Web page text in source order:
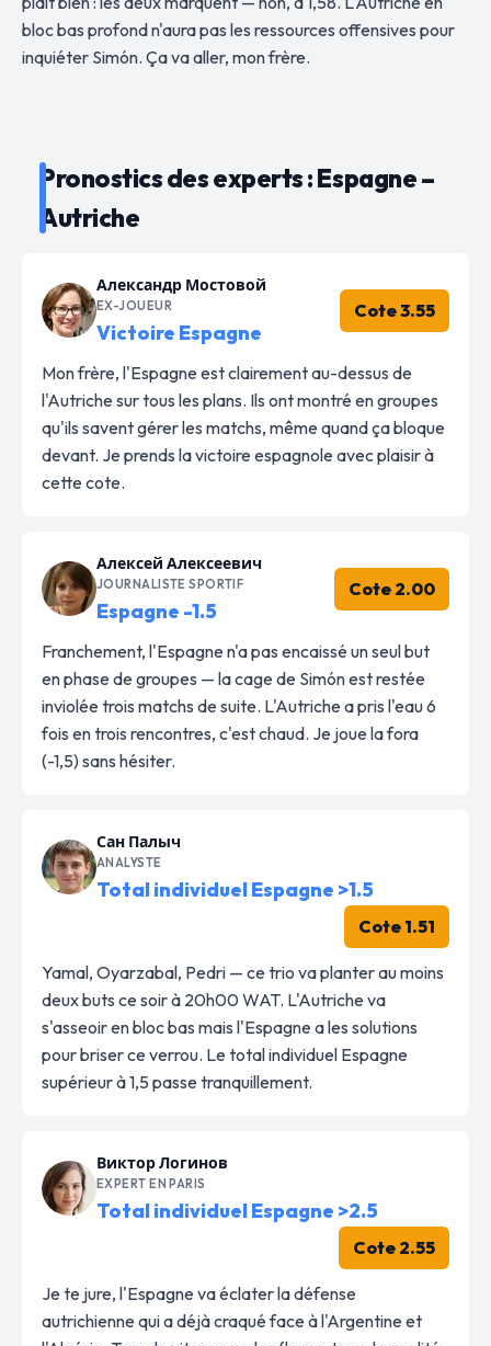
bloc bas profond n'aura pas les ressources offensives pour
inquiéter Simón. Ça va aller, mon frère.
Pronostics des experts : Espagne –
Autriche
Александр Мостовой
EX-JOUEUR
Victoire Espagne
Cote 3.55
Mon frère, l'Espagne est clairement au-dessus de
l'Autriche sur tous les plans. Ils ont montré en groupes
qu'ils savent gérer les matchs, même quand ça bloque
devant. Je prends la victoire espagnole avec plaisir à
cette cote.
Алексей Алексеевич
JOURNALISTE SPORTIF
Espagne -1.5
Cote 2.00
Franchement, l'Espagne n'a pas encaissé un seul but
en phase de groupes — la cage de Simón est restée
inviolée trois matchs de suite. L'Autriche a pris l'eau 6
fois en trois rencontres, c'est chaud. Je joue la fora
(-1,5) sans hésiter.
Сан Палыч
ANALYSTE
Total individuel Espagne >1.5
Cote 1.51
Yamal, Oyarzabal, Pedri — ce trio va planter au moins
deux buts ce soir à 20h00 WAT. L'Autriche va
s'asseoir en bloc bas mais l'Espagne a les solutions
pour briser ce verrou. Le total individuel Espagne
supérieur à 1,5 passe tranquillement.
Виктор Логинов
EXPERT EN PARIS
Total individuel Espagne >2.5
Cote 2.55
Je te jure, l'Espagne va éclater la défense
autrichienne qui a déjà craqué face à l'Argentine et